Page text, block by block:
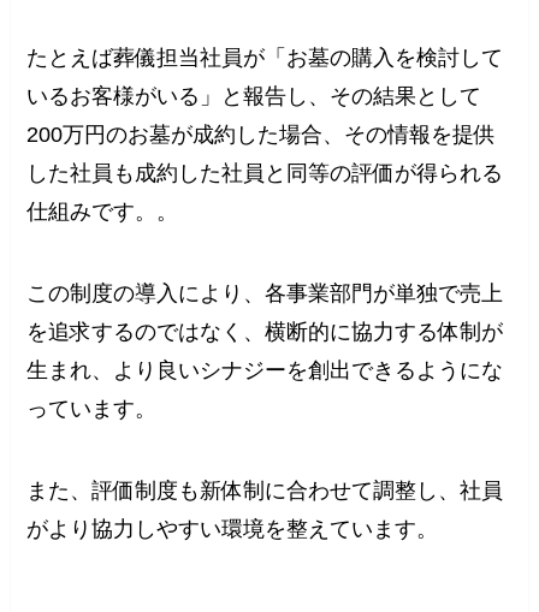
たとえば葬儀担当社員が「お墓の購入を検討して
いるお客様がいる」と報告し、その結果として
200万円のお墓が成約した場合、その情報を提供
した社員も成約した社員と同等の評価が得られる
仕組みです。。
この制度の導入により、各事業部門が単独で売上
を追求するのではなく、横断的に協力する体制が
生まれ、より良いシナジーを創出できるようにな
っています。
また、評価制度も新体制に合わせて調整し、社員
がより協力しやすい環境を整えています。